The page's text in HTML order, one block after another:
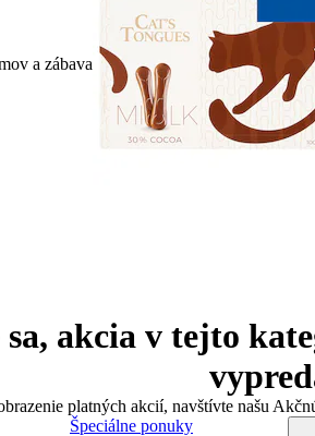
a zábava
akcia v tejto
platných akcií, navštívte našu
Špeciálne ponuky